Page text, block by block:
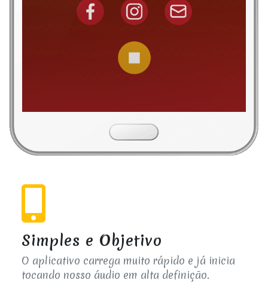
Simples e Objetivo
O aplicativo carrega muito rápido e já inicia
tocando nosso áudio em alta definição.